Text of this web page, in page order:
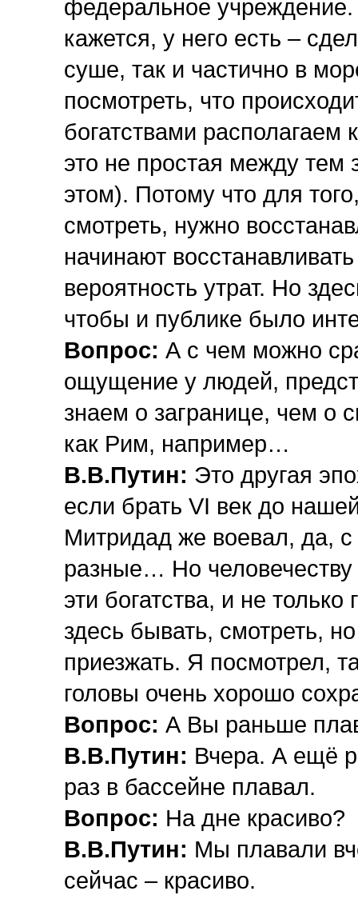
федеральное
кажется, у него есть –
суше, так и частично в
посмотреть, что
богатствами
это не простая между тем
этом). Потому что для
смотреть, нужно
начинают
вероятность утрат. Но
чтобы и публике было
Вопрос: А с чем можно
ощущение у людей,
знаем о загранице, чем о
как Рим, например…
В.В.Путин: Это другая
если брать VI век до
Митридад же воевал, да,
разные… Но человечеству
эти богатства, и не
здесь бывать, смотреть,
приезжать. Я посмотрел,
головы очень хорошо
Вопрос: А Вы раньше
В.В.Путин: Вчера. А ещё
раз в бассейне плавал.
Вопрос: На дне красиво?
В.В.Путин: Мы плавали
сейчас – красиво.